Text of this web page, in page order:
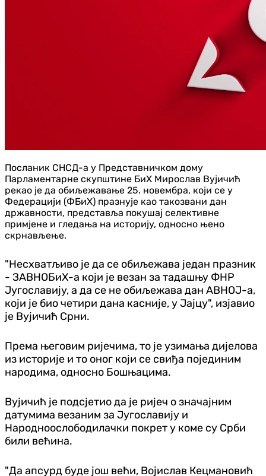
Посланик СНСД-а у Представничком дому
Парламентарне скупштине БиХ Мирослав Вујичић
рекао је да обиљежавање 25. новембра, који се у
Федерацији (ФБиХ) празнује као такозвани дан
државности, представља покушај селективне
примјене и гледања на историју, односно њено
скрнављење.
"Несхватљиво је да се обиљежава један празник
- ЗАВНОБиХ-а који је везан за тадашњу ФНР
Југославију, а да се не обиљежава дан АВНОЈ-а,
који је био четири дана касније, у Јајцу", изјавио
је Вујичић Срни.
Према његовим ријечима, то је узимања дијелова
из историје и то оног који се свиђа појединим
народима, односно Бошњацима.
Вујичић је подсјетио да је ријеч о значајним
датумима везаним за Југославију и
Народноослободилачки покрет у коме су Срби
били већина.
"Да апсурд буде још већи, Војислав Кецмановић